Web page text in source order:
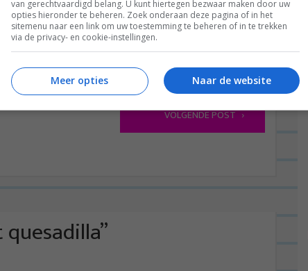
eet ook volgen op andere kanalen!
YOUTUBEofFACEBOOK?
VOLGENDE POST
”
van gerechtvaardigd belang. U kunt hiertegen bezwaar maken door uw
opties hieronder te beheren. Zoek onderaan deze pagina of in het
sitemenu naar een link om uw toestemming te beheren of in te trekken
via de privacy- en cookie-instellingen.
Naar de website
Meer opties